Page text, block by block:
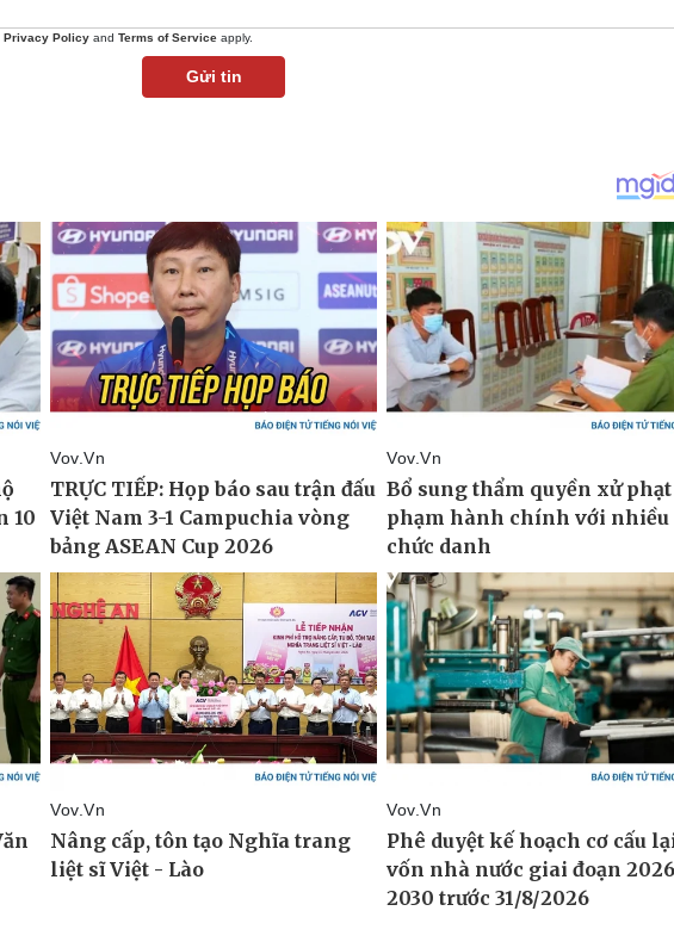
Privacy Policy and Terms of Service apply.
Gửi tin